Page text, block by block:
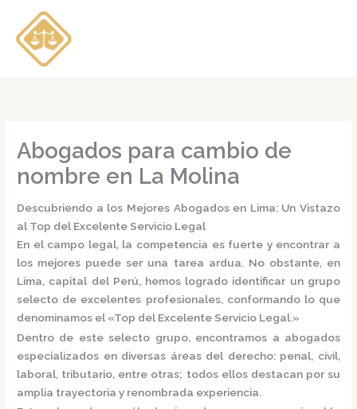
contenido
Abogados para cambio de
nombre en La Molina
Descubriendo a los Mejores Abogados en Lima: Un Vistazo
al Top del Excelente Servicio Legal
En el campo legal, la competencia es fuerte y encontrar a
los mejores puede ser una tarea ardua. No obstante, en
Lima, capital del Perú, hemos logrado identificar un grupo
selecto de excelentes profesionales, conformando lo que
denominamos el «Top del Excelente Servicio Legal.»
Dentro de este selecto grupo, encontramos a abogados
especializados en diversas áreas del derecho: penal, civil,
laboral, tributario, entre otras; todos ellos destacan por su
amplia trayectoria y renombrada experiencia.